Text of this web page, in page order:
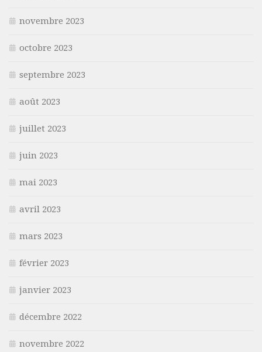
novembre 2023
octobre 2023
septembre 2023
août 2023
juillet 2023
juin 2023
mai 2023
avril 2023
mars 2023
février 2023
janvier 2023
décembre 2022
novembre 2022